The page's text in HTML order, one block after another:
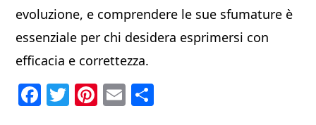
evoluzione, e comprendere le sue sfumature è
essenziale per chi desidera esprimersi con
efficacia e correttezza.
F
T
Pi E